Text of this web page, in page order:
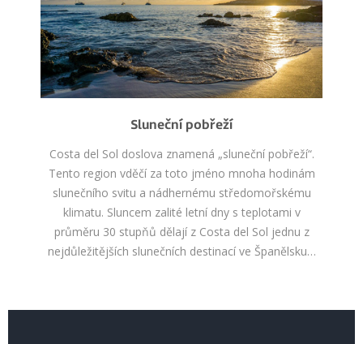
Sluneční pobřeží
Costa del Sol doslova znamená „sluneční pobřeží“.
Tento region vděčí za toto jméno mnoha hodinám
slunečního svitu a nádhernému středomořskému
klimatu. Sluncem zalité letní dny s teplotami v
průměru 30 stupňů dělají z Costa del Sol jednu z
nejdůležitějších slunečních destinací ve Španělsku…